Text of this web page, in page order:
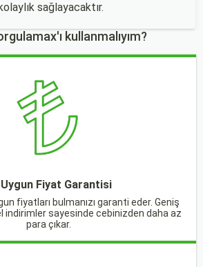
sağlayacaktır.
kullanmalıyım?
Uygun Fiyat Garantisi
fiyatları bulmanızı garanti eder. Geniş
indirimler sayesinde cebinizden daha az
para çıkar.